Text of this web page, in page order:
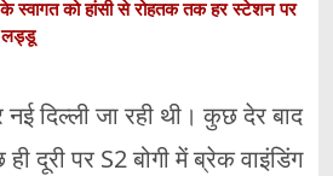
के स्वागत को हांसी से रोहतक तक हर स्टेशन पर
लड्डू
दिल्ली जा रही थी। कुछ देर बाद
दूरी पर S2 बोगी में ब्रेक वाइंडिंग